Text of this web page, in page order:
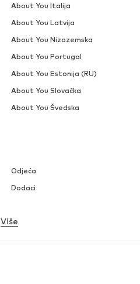
Odjeća
Dodaci
Više
About You Italija
About You Latvija
About You Nizozemska
About You Portugal
About You Estonija (RU)
About You Slovačka
About You Švedska